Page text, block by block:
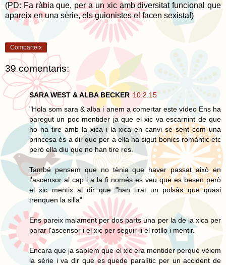
(PD: Fa ràbia que, per a un xic amb diversitat funcional que
apareix en una sèrie, els guionistes el facen sexista!)
Comparteix
39 comentaris:
SARA WEST & ALBA BECKER 10.2.15
"Hola som sara & alba i anem a comertar este vídeo Ens ha
paregut un poc mentider ja que el xic va escarnint de que
ho ha tire amb la xica i la xica en canvi se sent com una
princesa és a dir que per a ella ha sigut bonics romàntic etc
però ella diu que no han tire res.
També pensem que no tènia que haver passat això en
l'ascensor al cap i a la fi només es veu que es besen però
el xic mentix al dir que "han tirat un polsàs que quasi
trenquen la silla"
Ens pareix malament per dos parts una per la de la xica per
parar l'ascensor i el xic per seguir-li el rotllo i mentir.
Encara que ja sabíem que el xic era mentider perquè véiem
la sèrie i va dir que es quede paralític per un accident de